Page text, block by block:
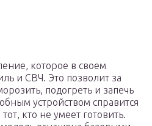
которое в своем
и СВЧ. Это позволит за
подогреть и запечь
устройством справится
кто не умеет готовить.